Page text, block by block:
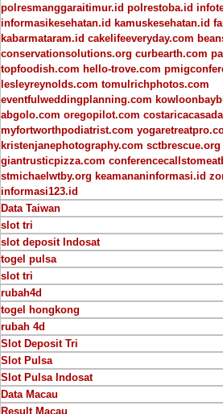
polresmanggaraitimur.id polrestoba.id
informasikesehatan.id kamuskesehatan.id
kabarmataram.id cakelifeeveryday.com
conservationsolutions.org curbearth.com
topfoodish.com hello-trove.com
lesleyreynolds.com tomulrichphotos.com
eventfulweddingplanning.com
abgolo.com oregopilot.com
myfortworthpodiatrist.com
kristenjanephotography.com sctbrescue.org
giantrusticpizza.com
stmichaelwtby.org keamananinformasi.id
informasi123.id
Data Taiwan
slot tri
slot deposit Indosat
togel pulsa
slot tri
rubah4d
togel hongkong
rubah 4d
Slot Deposit Tri
Slot Pulsa
Slot Pulsa Indosat
Data Macau
Result Macau